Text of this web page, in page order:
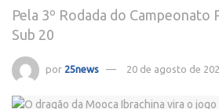
Pela 3º Rodada do Campeonato
Sub 20
por 25news 20 de agosto de